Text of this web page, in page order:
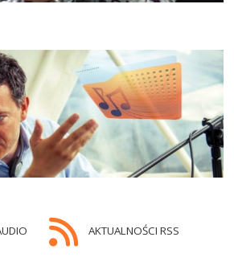
AKTUALNOŚCI RSS